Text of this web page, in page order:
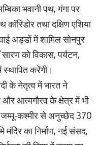
भवानी पथ, गंगा पर
तथा दक्षिण एशिया
अड्डों में शामिल सोनपुर
को विकास, पर्यटन,
करेंगी।
के नेतृत्व में भारत ने
और आत्मगौरव के क्षेत्र में भी
जम्मू-कश्मीर से अनुच्छेद 370
मंदिर का निर्माण, नई संसद,